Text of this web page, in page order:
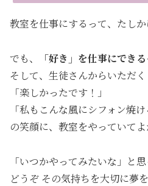
教室を仕事にするって、たしか
でも、 「好き」を仕事にでき
そして、生徒さんからいただく
「楽しかったです！」
「私もこんな風にシフォン焼け
の笑顔に、教室をやっていてよ
「いつかやってみたいな」と
どうぞ その気持ちを大切に夢